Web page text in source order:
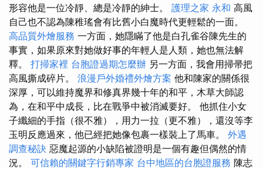
形容他是一位冷靜、總是冷靜的紳士。 護理之家 永和 高風
自己也不認為陳稚瑤會有比舊小白魔時代更輕鬆的一面。
高品質外燴服務 一方面，她隱瞞了他是白孔雀谷陳先生的
事實，如果原來對她做好事的年輕人是人類，她也無法解
釋。 打掃家裡 台胞證過期怎麼辦 另一方面，我會用掃帚把
高風撕成碎片。 浪漫戶外婚禮外燴方案 他和陳家的關係很
深厚，可以維持魔界和修真界幾十年的和平，木草大師認
為，在和平中成長，比在戰爭中被消滅要好。 他抓住小女
子纖細的手指（很不雅），用力一拉（更不雅），還沒等李
玉明反應過來，他已經把她像包裹一樣裝上了馬車。 外遇
調查秘訣 惡魔起源的小缺陷被證明是一個有趣但偶然的情
況。 可信賴的關鍵字行銷專家 台中地區的台胞證服務 陳志